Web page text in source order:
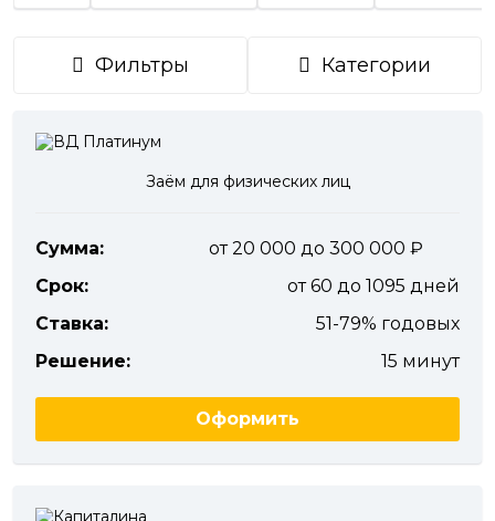
Фильтры Категории
Заём для физических лиц
Сумма:
от 20 000 до 300 000
Срок:
от 60 до 1095 дней
Ставка:
51-79% годовых
Решение:
15 минут
Оформить